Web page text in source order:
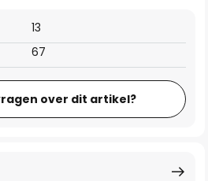
67
13
over dit artikel?